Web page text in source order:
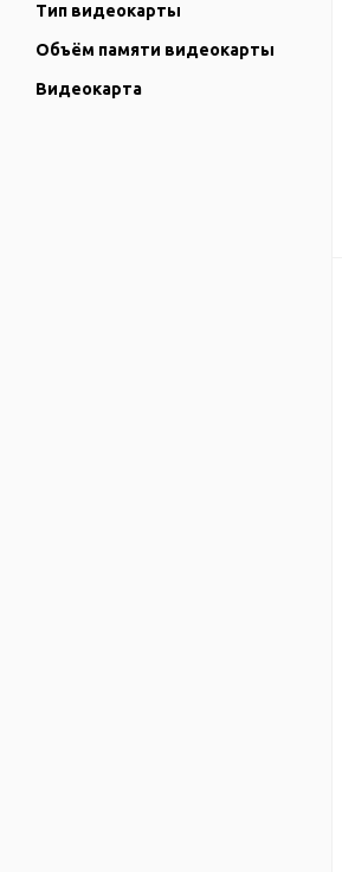
Тип видеокарты
Объём памяти видеокарты
Видеокарта